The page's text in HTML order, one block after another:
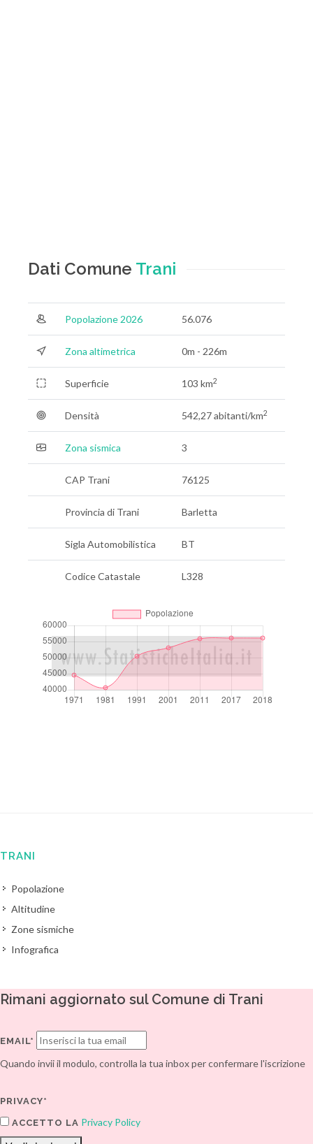
Dati Comune Trani
Popolazione 2026 56.076
Zona altimetrica 0m - 226m
Superficie 103 km2
Densità 542,27 abitanti/km2
Zona sismica 3
CAP Trani 76125
Provincia di Trani Barletta
Sigla Automobilistica BT
Codice Catastale L328
TRANI
Popolazione
Altitudine
Zone sismiche
Infografica
Rimani aggiornato sul Comune di Trani
EMAIL*
Quando invii il modulo, controlla la tua inbox per confermare l'iscrizione
PRIVACY*
ACCETTO LA Privacy Policy